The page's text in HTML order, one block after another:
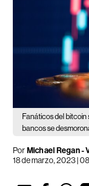
Fanáticos del
bancos se
PorMichael Regan -
18 de marzo, 2023 |